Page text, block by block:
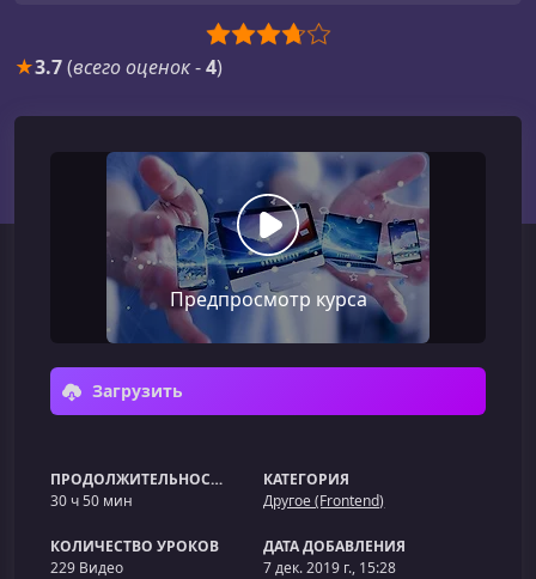
★3.7(всего оценок-4)
Предпросмотр курса
Загрузить
ПРОДОЛЖИТЕЛЬНОСТЬ
30 ч 50 мин
КАТЕГОРИЯ
Другое (Frontend)
КОЛИЧЕСТВО УРОКОВ
229 Видео
ДАТА ДОБАВЛЕНИЯ
7 дек. 2019 г., 15:28